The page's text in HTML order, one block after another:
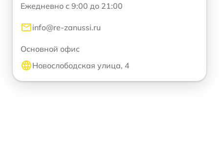
Ежедневно с 9:00 до 21:00
info@re-zanussi.ru
Основной офис
Новослободская улица, 4